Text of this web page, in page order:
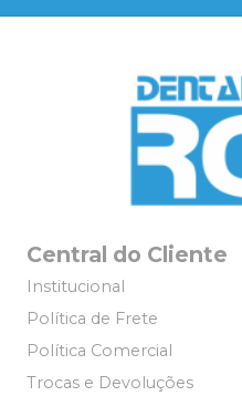
Central do Cliente
Institucional
Política de Frete
Política Comercial
Trocas e Devoluções